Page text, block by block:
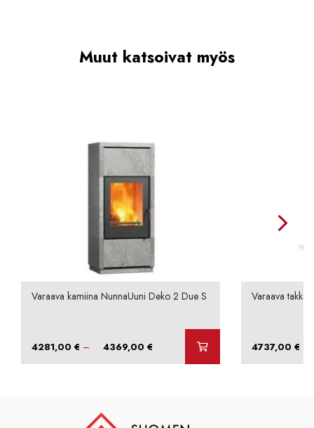
Muut katsoivat myös
Varaava kamiina NunnaUuni Deko 2 Due S
4281,00€ – 4369,00€ Hintaluokka:
Varaava takka
4737,00 €